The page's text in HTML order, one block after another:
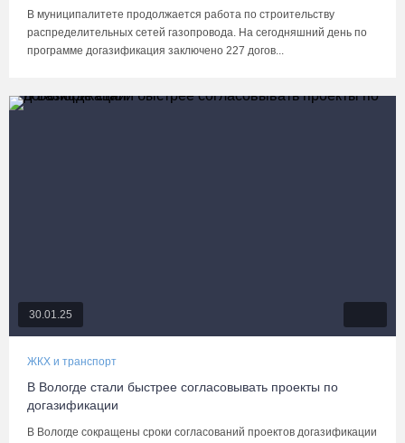
В муниципалитете продолжается работа по строительству
распределительных сетей газопровода. На сегодняшний день по
программе догазификация заключено 227 догов...
30.01.25
ЖКХ и транспорт
В Вологде стали быстрее согласовывать проекты по
догазификации
В Вологде сокращены сроки согласований проектов догазификации